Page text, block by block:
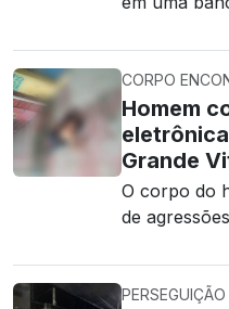
CORPO
Homem
Grande
O corpo do
de